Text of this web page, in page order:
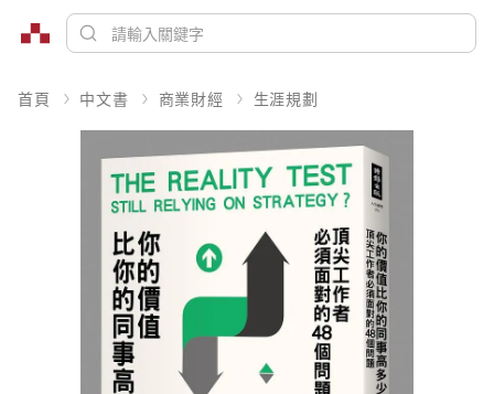
首頁 中文書 商業財經 生涯規劃